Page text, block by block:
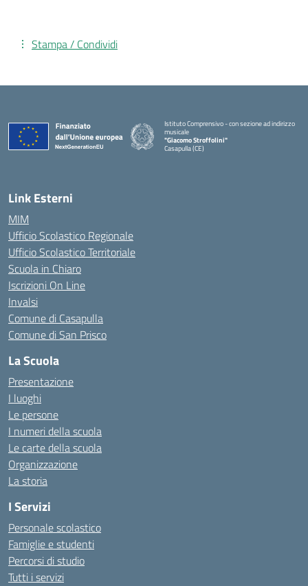
Stampa / Condividi
Istituto Comprensivo - con sezione ad indirizzo
musicale
"Giacomo Stroffolini"
Casapulla (CE)
Link Esterni
MIM
Ufficio Scolastico Regionale
Ufficio Scolastico Territoriale
Scuola in Chiaro
Iscrizioni On Line
Invalsi
Comune di Casapulla
Comune di San Prisco
La Scuola
Presentazione
I luoghi
Le persone
I numeri della scuola
Le carte della scuola
Organizzazione
La storia
I Servizi
Personale scolastico
Famiglie e studenti
Percorsi di studio
Tutti i servizi